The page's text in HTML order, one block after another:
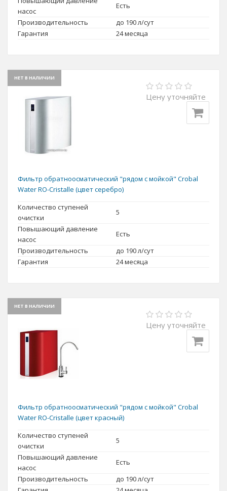
насос
Есть
Производительность
до 190 л/сут
Гарантия
24 месяца
НЕТ В НАЛИЧИИ
Цену уточняйте
Фильтр обратноосматический "рядом с мойкой" Crobal
Water RO-Cristalle (цвет серебро)
Количество ступеней
очистки
5
Повышающий давление
насос
Есть
Производительность
до 190 л/сут
Гарантия
24 месяца
НЕТ В НАЛИЧИИ
Цену уточняйте
Фильтр обратноосматический "рядом с мойкой" Crobal
Water RO-Cristalle (цвет красный)
Количество ступеней
очистки
5
Повышающий давление
насос
Есть
Производительность
до 190 л/сут